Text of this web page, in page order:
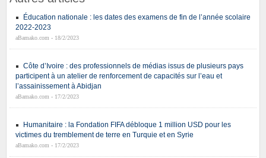
Éducation nationale : les dates des examens de fin de l’année scolaire
2022-2023
aBamako.com - 18/2/2023
Côte d’Ivoire : des professionnels de médias issus de plusieurs pays
participent à un atelier de renforcement de capacités sur l’eau et
l’assainissement à Abidjan
aBamako.com - 17/2/2023
Humanitaire : la Fondation FIFA débloque 1 million USD pour les
victimes du tremblement de terre en Turquie et en Syrie
aBamako.com - 17/2/2023